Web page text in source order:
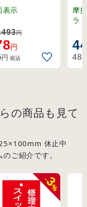
ッチ入れる
表示
493円
円
円 税込
リ
プ
摩
ラ
命
484
の商品も見て
休止中
ご紹介です。
-
3
%